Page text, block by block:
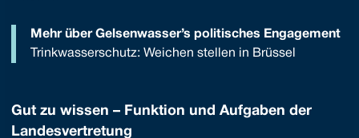
Mehr über Gelsenwasser’s politisches Engagement
Trinkwasserschutz: Weichen stellen in Brüssel
Gut zu wissen – Funktion und Aufgaben der
Landesvertretung